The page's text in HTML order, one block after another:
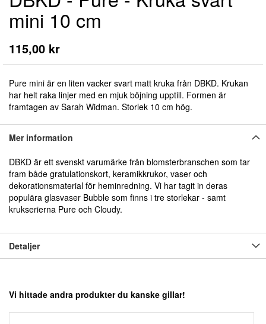
mini 10 cm
115,00 kr
Pure mini är en liten vacker svart matt kruka från DBKD. Krukan
har helt raka linjer med en mjuk böjning upptill. Formen är
framtagen av Sarah Widman. Storlek 10 cm hög.
till
början
av
bildgalleriet
Mer information
DBKD är ett svenskt varumärke från blomsterbranschen som tar
fram både gratulationskort, keramikkrukor, vaser och
dekorationsmaterial för heminredning. Vi har tagit in deras
populära glasvaser Bubble som finns i tre storlekar - samt
krukserierna Pure och Cloudy.
Detaljer
Vi hittade andra produkter du kanske gillar!